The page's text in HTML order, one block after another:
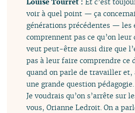
voir à quel point — ça
générations précédentes — les
comprennent pas ce qu’on leur
veut peut-être aussi dire que
pas à leur faire comprendre ce
quand on parle de travailler et,
une grande question pédagogie.
Je voudrais qu’on s’arrête sur
vous, Orianne Ledroit. On a